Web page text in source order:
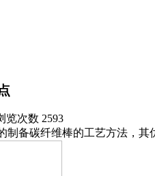
览次数 2593
制备碳纤维棒的工艺方法，其